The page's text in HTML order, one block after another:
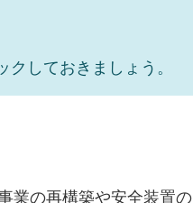
しておきましょう。
業の再構築や安全装置の